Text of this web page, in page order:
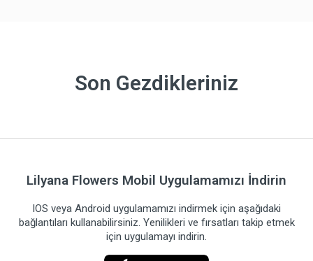
Son Gezdikleriniz
Lilyana Flowers Mobil Uygulamamızı İndirin
IOS veya Android uygulamamızı indirmek için aşağıdaki
bağlantıları kullanabilirsiniz. Yenilikleri ve fırsatları takip etmek
için uygulamayı indirin.